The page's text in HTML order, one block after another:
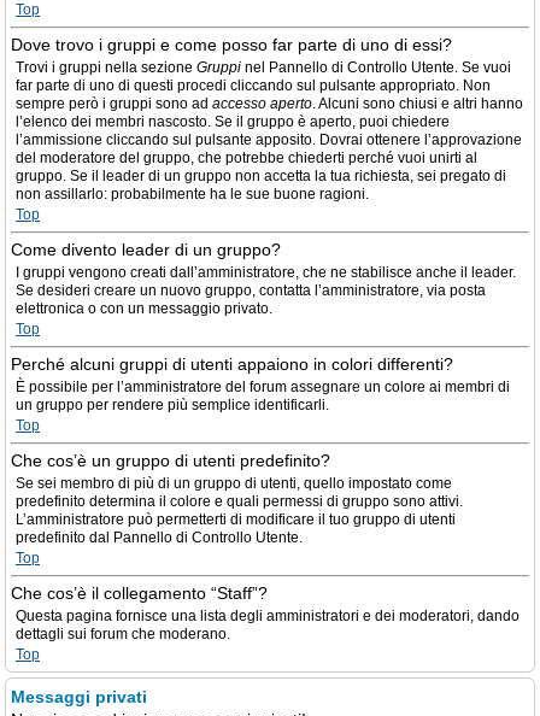
Top
Dove trovo i gruppi e come posso far parte di uno di essi?
Trovi i gruppi nella sezione Gruppi nel Pannello di Controllo Utente. Se vuoi
far parte di uno di questi procedi cliccando sul pulsante appropriato. Non
sempre però i gruppi sono ad accesso aperto. Alcuni sono chiusi e altri hanno
l’elenco dei membri nascosto. Se il gruppo è aperto, puoi chiedere
l’ammissione cliccando sul pulsante apposito. Dovrai ottenere l’approvazione
del moderatore del gruppo, che potrebbe chiederti perché vuoi unirti al
gruppo. Se il leader di un gruppo non accetta la tua richiesta, sei pregato di
non assillarlo: probabilmente ha le sue buone ragioni.
Top
Come divento leader di un gruppo?
I gruppi vengono creati dall’amministratore, che ne stabilisce anche il leader.
Se desideri creare un nuovo gruppo, contatta l’amministratore, via posta
elettronica o con un messaggio privato.
Top
Perché alcuni gruppi di utenti appaiono in colori differenti?
È possibile per l’amministratore del forum assegnare un colore ai membri di
un gruppo per rendere più semplice identificarli.
Top
Che cos’è un gruppo di utenti predefinito?
Se sei membro di più di un gruppo di utenti, quello impostato come
predefinito determina il colore e quali permessi di gruppo sono attivi.
L’amministratore può permetterti di modificare il tuo gruppo di utenti
predefinito dal Pannello di Controllo Utente.
Top
Che cos’è il collegamento “Staff”?
Questa pagina fornisce una lista degli amministratori e dei moderatori, dando
dettagli sui forum che moderano.
Top
Messaggi privati